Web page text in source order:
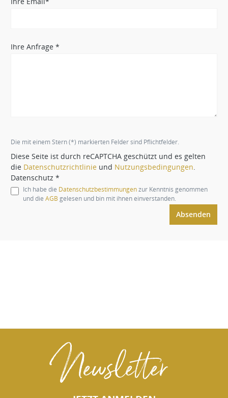
Ihre Anfrage *
Die mit einem Stern (*) markierten Felder sind Pflichtfelder.
Diese Seite ist durch reCAPTCHA geschützt und es gelten
die Datenschutzrichtlinie und Nutzungsbedingungen
Datenschutz *
Ich habe die Datenschutzbestimmungenzur Kenntnis genommen
und die AGB gelesen und bin mit ihnen einverstanden.
Absenden
Newsletter